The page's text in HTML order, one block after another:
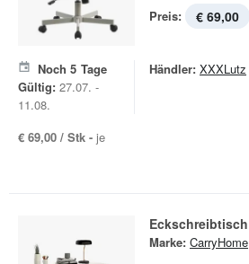
Preis: € 69,00
Noch 5 Tage
Gültig: 27.07. -
11.08.
Händler: XXXLutz
€ 69,00 / Stk - je
Eckschreibtisch
Marke: CarryHome